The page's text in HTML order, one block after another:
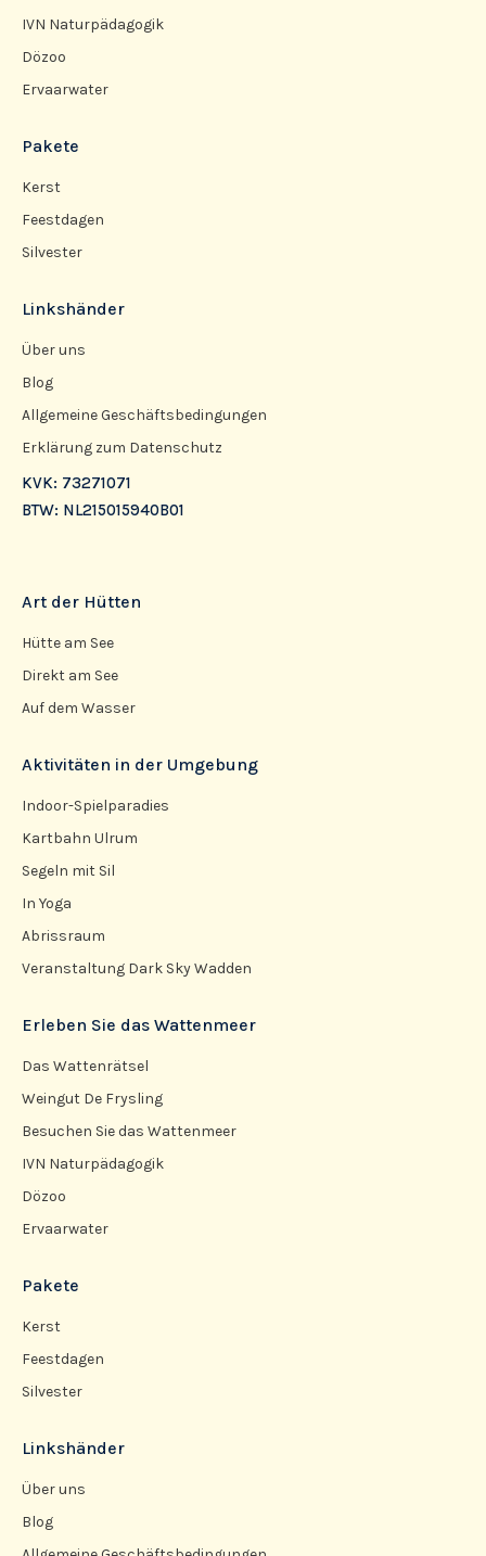
IVN Naturpädagogik
Dözoo
Ervaarwater
Pakete
Kerst
Feestdagen
Silvester
Linkshänder
Über uns
Blog
Allgemeine Geschäftsbedingungen
Erklärung zum Datenschutz
KVK: 73271071
BTW: NL215015940B01
Art der Hütten
Hütte am See
Direkt am See
Auf dem Wasser
Aktivitäten in der Umgebung
Indoor-Spielparadies
Kartbahn Ulrum
Segeln mit Sil
In Yoga
Abrissraum
Veranstaltung Dark Sky Wadden
Erleben Sie das Wattenmeer
Das Wattenrätsel
Weingut De Frysling
Besuchen Sie das Wattenmeer
IVN Naturpädagogik
Dözoo
Ervaarwater
Pakete
Kerst
Feestdagen
Silvester
Linkshänder
Über uns
Blog